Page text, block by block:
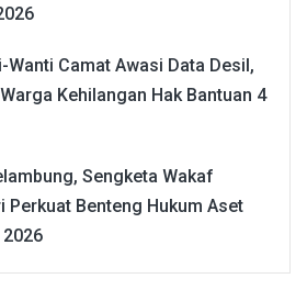
Wanti Camat Awasi Data Desil,
Kehilangan Hak Bantuan 4
Sengketa Wakaf
Perkuat Benteng Hukum Aset